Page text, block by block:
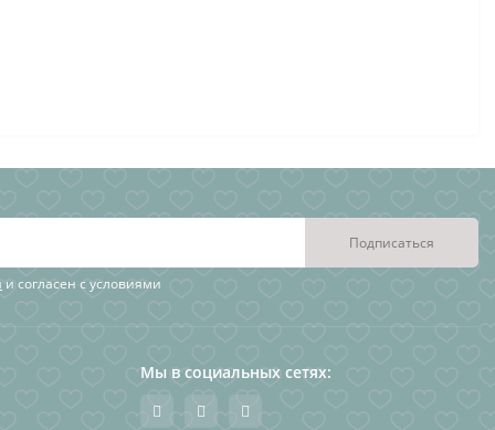
Подписаться
и согласен с условиями
Мы в социальных сетях: